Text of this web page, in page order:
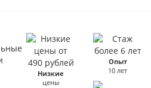
Низкие
цены
Опыт
10 лет